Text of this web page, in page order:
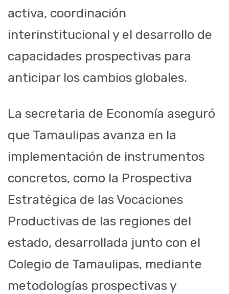
activa, coordinación
interinstitucional y el desarrollo de
capacidades prospectivas para
anticipar los cambios globales.
La secretaria de Economía aseguró
que Tamaulipas avanza en la
implementación de instrumentos
concretos, como la Prospectiva
Estratégica de las Vocaciones
Productivas de las regiones del
estado, desarrollada junto con el
Colegio de Tamaulipas, mediante
metodologías prospectivas y